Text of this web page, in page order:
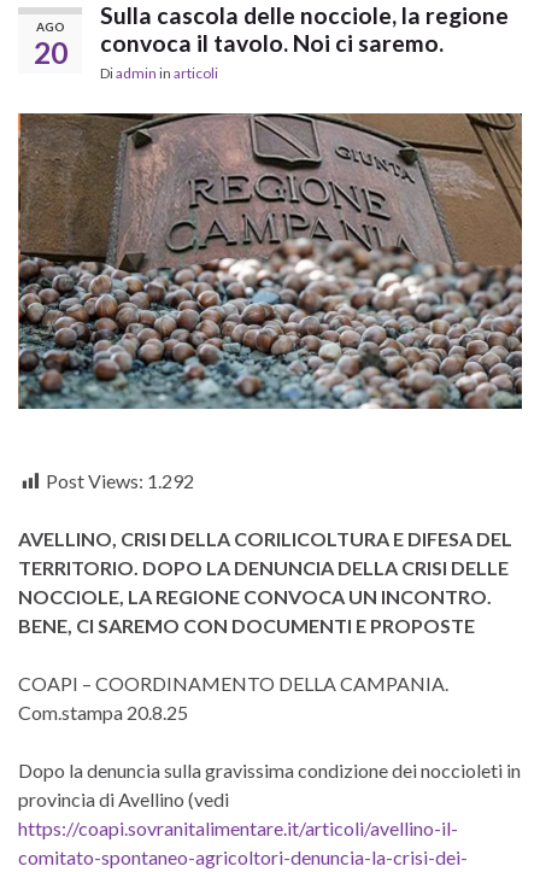
AGO
20
Sulla cascola delle nocciole, la regione
convoca il tavolo. Noi ci saremo.
Diadmin in articoli
Post Views: 1.292
AVELLINO, CRISI DELLA CORILICOLTURA E DIFESA DEL
TERRITORIO. DOPO LA DENUNCIA DELLA CRISI DELLE
NOCCIOLE, LA REGIONE CONVOCA UN INCONTRO.
BENE, CI SAREMO CON DOCUMENTI E PROPOSTE
COAPI – COORDINAMENTO DELLA CAMPANIA.
Com.stampa 20.8.25
Dopo la denuncia sulla gravissima condizione dei noccioleti in
provincia di Avellino (vedi
https://coapi.sovranitalimentare.it/articoli/avellino-il-
comitato-spontaneo-agricoltori-denuncia-la-crisi-dei-